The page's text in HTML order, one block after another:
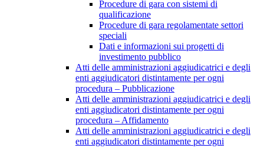
Procedure di gara con sistemi di
qualificazione
Procedure di gara regolamentate settori
speciali
Dati e informazioni sui progetti di
investimento pubblico
Atti delle amministrazioni aggiudicatrici e degli
enti aggiudicatori distintamente per ogni
procedura – Pubblicazione
Atti delle amministrazioni aggiudicatrici e degli
enti aggiudicatori distintamente per ogni
procedura – Affidamento
Atti delle amministrazioni aggiudicatrici e degli
enti aggiudicatori distintamente per ogni